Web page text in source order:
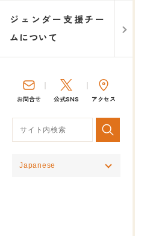
ジェンダー支援チー
ムについて
お問合せ 公式SNS アクセス